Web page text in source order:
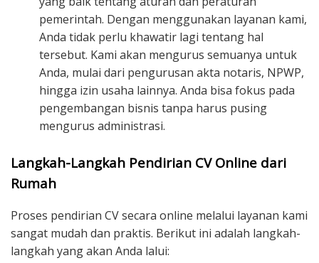
pemerintah. Dengan menggunakan layanan kami,
Anda tidak perlu khawatir lagi tentang hal
tersebut. Kami akan mengurus semuanya untuk
Anda, mulai dari pengurusan akta notaris, NPWP,
hingga izin usaha lainnya. Anda bisa fokus pada
pengembangan bisnis tanpa harus pusing
mengurus administrasi.
Langkah-Langkah Pendirian CV Online dari
Rumah
Proses pendirian CV secara online melalui layanan kami
sangat mudah dan praktis. Berikut ini adalah langkah-
langkah yang akan Anda lalui: